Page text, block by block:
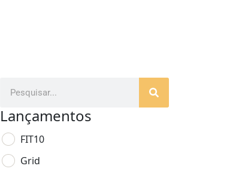
Lançamentos
FIT10
Grid